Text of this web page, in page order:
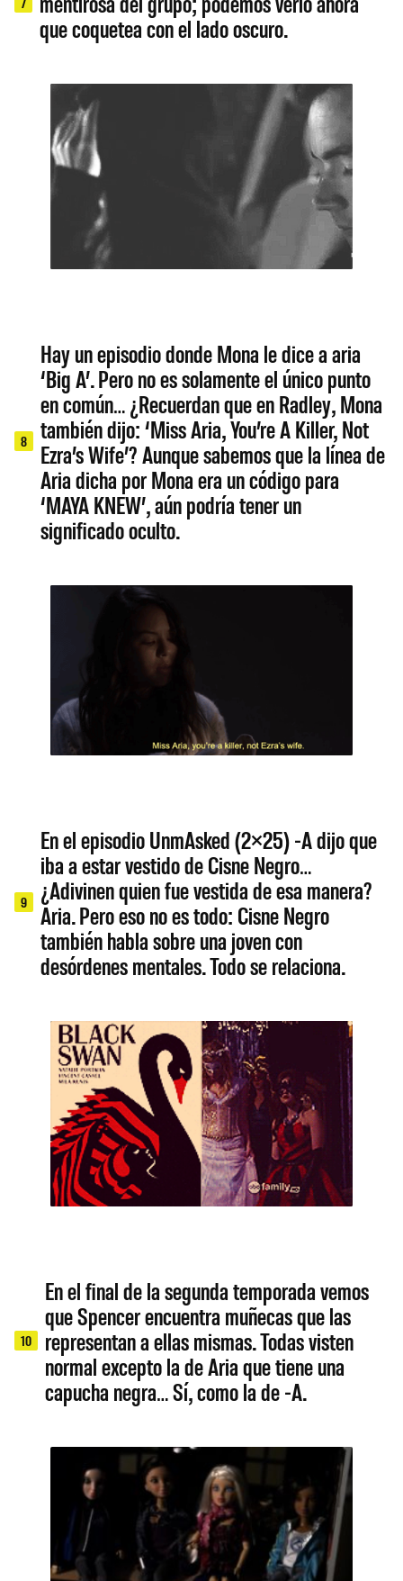
que coquetea con el lado oscuro.
8
Hay un episodio donde Mona le dice a aria
‘Big A’. Pero no es solamente el único punto
en común… ¿Recuerdan que en Radley, Mona
también dijo: ‘Miss Aria, You’re A Killer, Not
Ezra’s Wife’? Aunque sabemos que la línea de
Aria dicha por Mona era un código para
‘MAYA KNEW’, aún podría tener un
significado oculto.
9
En el episodio UnmAsked (2×25) -A dijo que
iba a estar vestido de Cisne Negro…
¿Adivinen quien fue vestida de esa manera?
Aria. Pero eso no es todo: Cisne Negro
también habla sobre una joven con
desórdenes mentales. Todo se relaciona.
10
En el final de la segunda temporada vemos
que Spencer encuentra muñecas que las
representan a ellas mismas. Todas visten
normal excepto la de Aria que tiene una
capucha negra… Sí, como la de -A.